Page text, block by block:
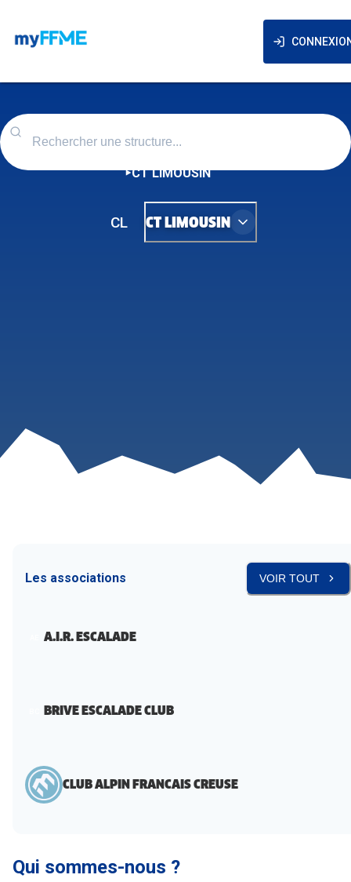
CT LIMOUSIN
CL CT LIMOUSIN
Les associations VOIR TOUT
A.I.R. ESCALADE
BRIVE ESCALADE CLUB
CLUB ALPIN FRANCAIS CREUSE
Qui sommes-nous ?